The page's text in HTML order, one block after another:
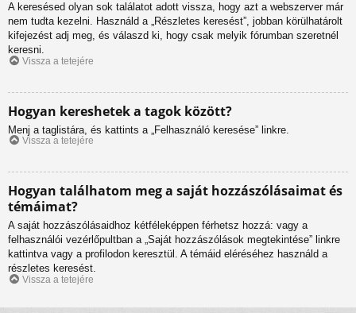
A keresésed olyan sok találatot adott vissza, hogy azt a webszerver már
nem tudta kezelni. Használd a „Részletes keresést”, jobban körülhatárolt
kifejezést adj meg, és válaszd ki, hogy csak melyik fórumban szeretnél
keresni.
Vissza a tetejére
Hogyan kereshetek a tagok között?
Menj a taglistára, és kattints a „Felhasználó keresése” linkre.
Vissza a tetejére
Hogyan találhatom meg a saját hozzászólásaimat és
témáimat?
A saját hozzászólásaidhoz kétféleképpen férhetsz hozzá: vagy a
felhasználói vezérlőpultban a „Saját hozzászólások megtekintése” linkre
kattintva vagy a profilodon keresztül. A témáid eléréséhez használd a
részletes keresést.
Vissza a tetejére